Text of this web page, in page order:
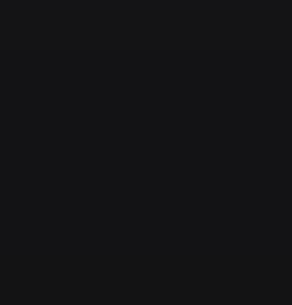
imagens com